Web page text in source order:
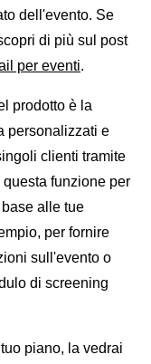
dell'evento. Se
di più sul post
per eventi.
prodotto è la
personalizzati e
clienti tramite
funzione per
alle tue
per fornire
sull'evento o
di screening
piano, la vedrai